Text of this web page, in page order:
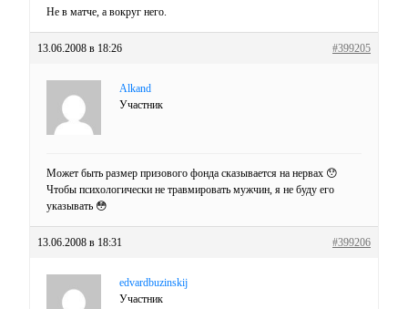
Не в матче, а вокруг него.
13.06.2008 в 18:26 #399205
Alkand
Участник
Может быть размер призового фонда сказывается на нервах 😯
Чтобы психологически не травмировать мужчин, я не буду его
указывать 😳
13.06.2008 в 18:31 #399206
edvardbuzinskij
Участник